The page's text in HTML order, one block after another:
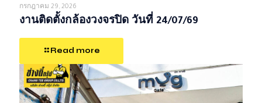
กรกฎาคม 29, 2026
งานติดตั้งกล้องวงจรปิด วันที่ 24/07/69
Read more